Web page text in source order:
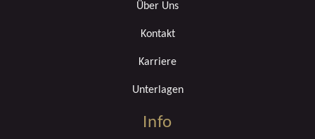
Über Uns
Kontakt
Karriere
Unterlagen
Info